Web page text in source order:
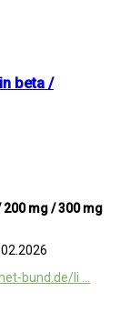
beta /
200 mg / 300 mg
bund.de/li ...